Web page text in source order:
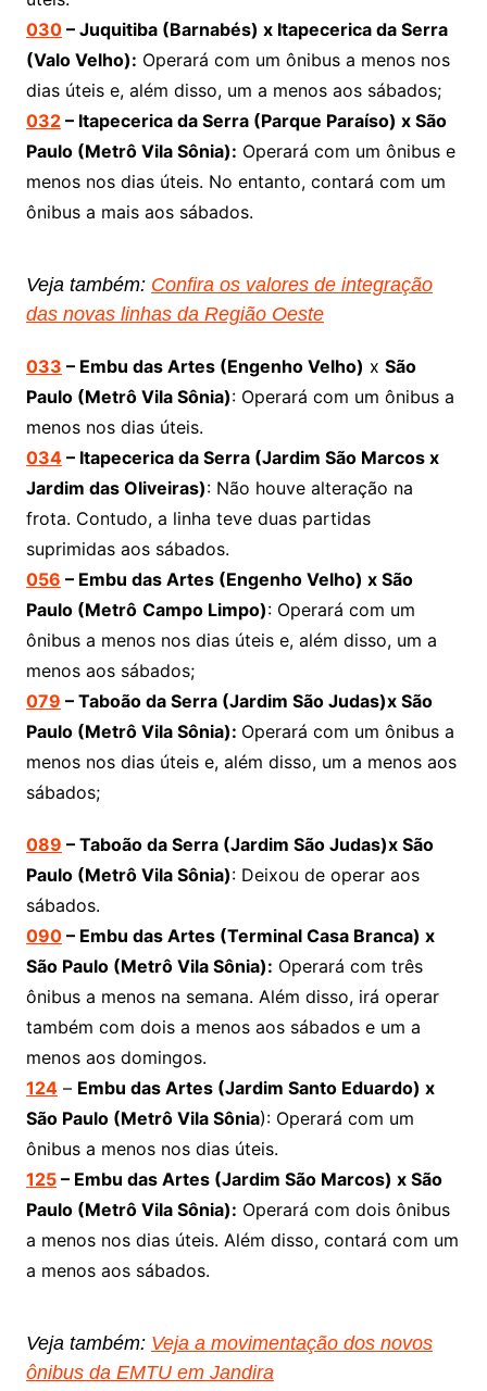
030– Juquitiba (Barnabés) x Itapecerica da Serra
(Valo Velho): Operará com um ônibus a menos nos
dias úteis e, além disso, um a menos aos sábados;
032– Itapecerica da Serra (Parque Paraíso) x São
Paulo (Metrô Vila Sônia): Operará com um ônibus e
menos nos dias úteis. No entanto, contará com um
ônibus a mais aos sábados.
Veja também: Confira os valores de integração
das novas linhas da Região Oeste
033 – Embu das Artes (Engenho Velho) x São
Paulo (Metrô Vila Sônia): Operará com um ônibus a
menos nos dias úteis.
034– Itapecerica da Serra (Jardim São Marcos x
Jardim das Oliveiras): Não houve alteração na
frota. Contudo, a linha teve duas partidas
suprimidas aos sábados.
056 – Embu das Artes (Engenho Velho) x São
Paulo (Metrô Campo Limpo): Operará com um
ônibus a menos nos dias úteis e, além disso, um a
menos aos sábados;
079 – Taboão da Serra (Jardim São Judas)x São
Paulo (Metrô Vila Sônia): Operará com um ônibus a
menos nos dias úteis e, além disso, um a menos aos
sábados;
089 – Taboão da Serra (Jardim São Judas)x São
Paulo (Metrô Vila Sônia): Deixou de operar aos
sábados.
090– Embu das Artes (Terminal Casa Branca) x
São Paulo (Metrô Vila Sônia): Operará com três
ônibus a menos na semana. Além disso, irá operar
também com dois a menos aos sábados e um a
menos aos domingos.
124– Embu das Artes (Jardim Santo Eduardo) x
São Paulo (Metrô Vila Sônia): Operará com um
ônibus a menos nos dias úteis.
125– Embu das Artes (Jardim São Marcos) x São
Paulo (Metrô Vila Sônia): Operará com dois ônibus
a menos nos dias úteis. Além disso, contará com um
a menos aos sábados.
Veja também: Veja a movimentação dos novos
ônibus da EMTU em Jandira